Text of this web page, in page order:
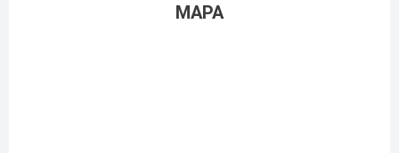
MAPA